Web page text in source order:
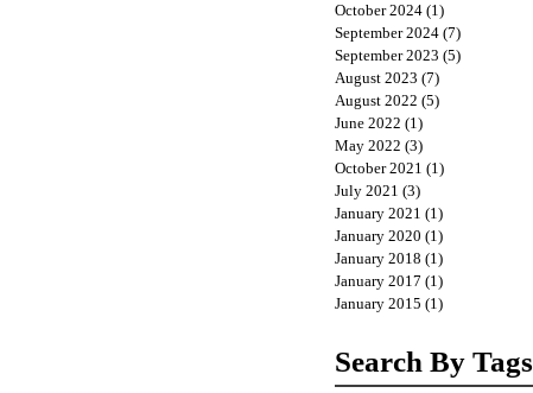
October 2024 (1)
September 2024 (7)
September 2023 (5)
August 2023 (7)
August 2022 (5)
June 2022 (1)
May 2022 (3)
October 2021 (1)
July 2021 (3)
January 2021 (1)
January 2020 (1)
January 2018 (1)
January 2017 (1)
January 2015 (1)
Search By Tags